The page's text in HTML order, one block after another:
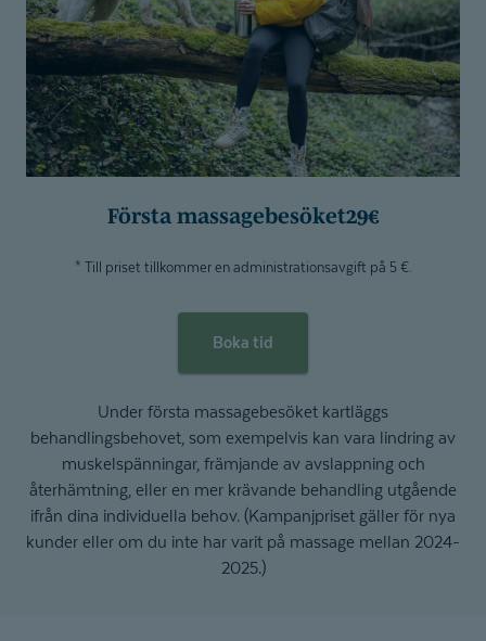
Första massagebesöket29€
* Till priset tillkommer en administrationsavgift på 5 €.
Boka tid
Under första massagebesöket kartläggs
behandlingsbehovet, som exempelvis kan vara lindring av
muskelspänningar, främjande av avslappning och
återhämtning, eller en mer krävande behandling utgående
ifrån dina individuella behov. (Kampanjpriset gäller för nya
kunder eller om du inte har varit på massage mellan 2024-
2025.)